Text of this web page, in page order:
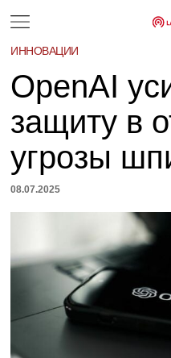
ИННОВАЦИИ
OpenAI
защиту в
угрозы
08.07.2025